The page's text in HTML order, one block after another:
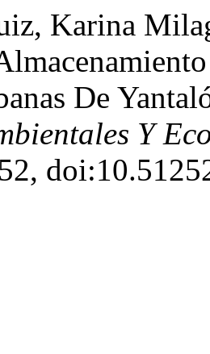
Karina
De
Y